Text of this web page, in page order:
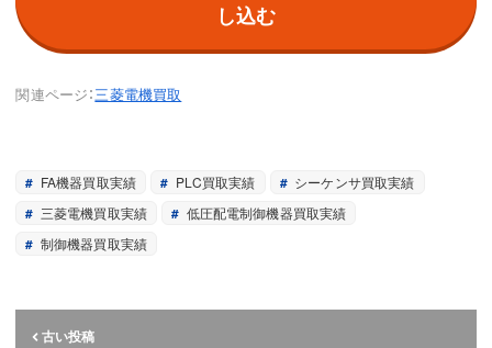
し込む
関連ページ：三菱電機買取
FA機器買取実績 PLC買取実績
シーケンサ買取実績
三菱電機買取実績
低圧配電制御機器買取実績
制御機器買取実績
古い投稿